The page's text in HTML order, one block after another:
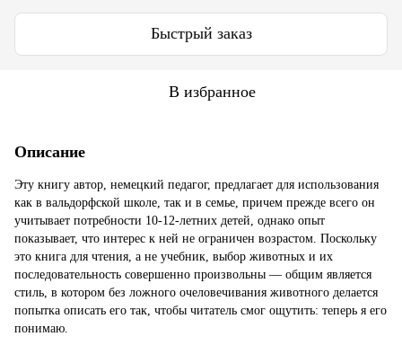
Быстрый заказ
В избранное
Описание
Эту книгу автор, немецкий педагог, предлагает для использования
как в вальдорфской школе, так и в семье, причем прежде всего он
учитывает потребности 10-12-летних детей, однако опыт
показывает, что интерес к ней не ограничен возрастом. Поскольку
это книга для чтения, а не учебник, выбор животных и их
последовательность совершенно произвольны — общим является
стиль, в котором без ложного очеловечивания животного делается
попытка описать его так, чтобы читатель смог ощутить: теперь я его
понимаю.